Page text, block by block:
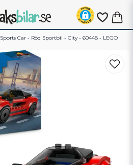
Sports Car - Röd Sportbil - City - 60448 - LEGO